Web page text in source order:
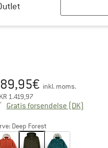
€ inkl. moms.
KR 1.419,97
Gratis forsendelse (DK)
Deep Forest